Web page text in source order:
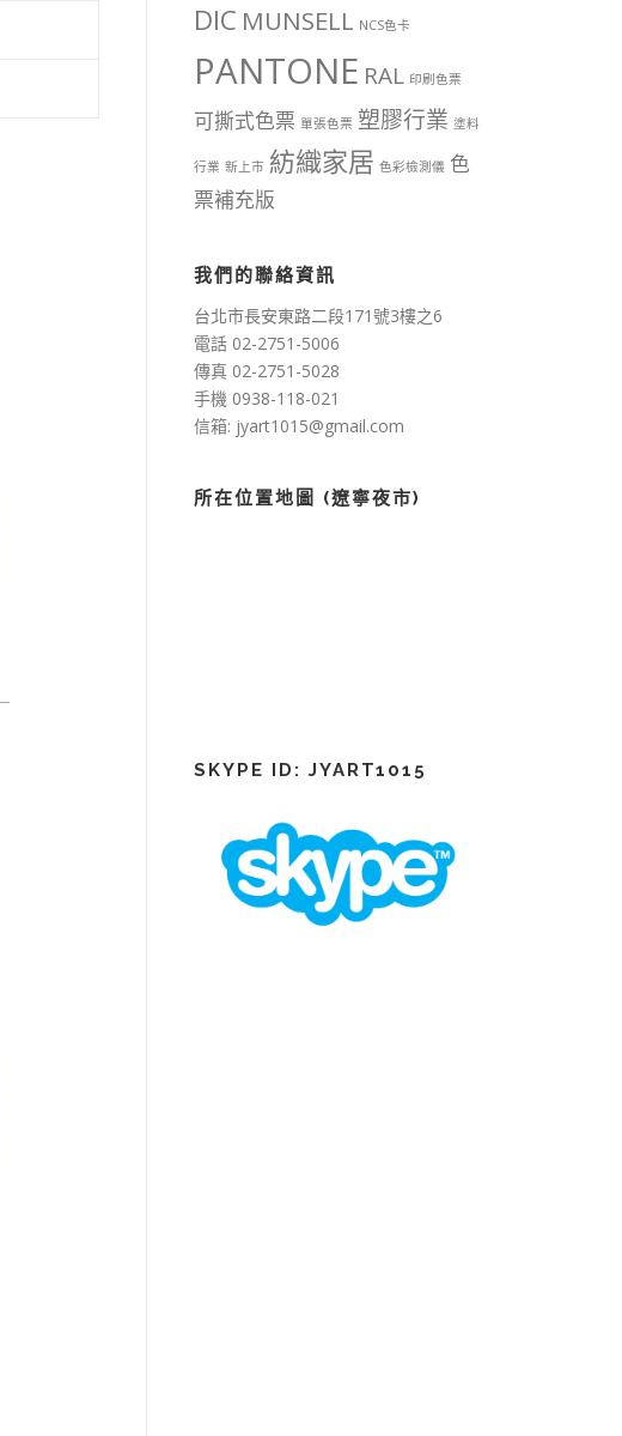
DIC MUNSELL NCS色卡
PANTONE RAL 印刷色票
可撕式色票 單張色票 塑膠行業 塗料
行業 新上市 紡織家居 色彩檢測儀 色
票補充版
我們的聯絡資訊
台北市長安東路二段171號3樓之6
電話 02-2751-5006
傳真 02-2751-5028
手機 0938-118-021
信箱: jyart1015@gmail.com
所在位置地圖 (遼寧夜市)
SKYPE ID: JYART1015